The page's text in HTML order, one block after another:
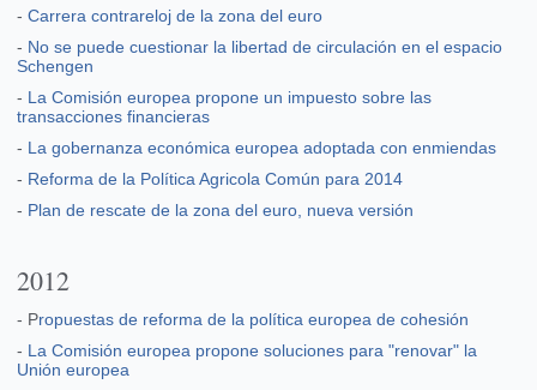
-Carrera contrareloj de la zona del euro
- No se puede cuestionar la libertad de circulación en el espacio
Schengen
- La Comisión europea propone un impuesto sobre las
transacciones financieras
- La gobernanza económica europea adoptada con enmiendas
- Reforma de la Política Agricola Común para 2014
- Plan de rescate de la zona del euro, nueva versión
2012
- Propuestas de reforma de la política europea de cohesión
- La Comisión europea propone soluciones para "renovar" la
Unión europea